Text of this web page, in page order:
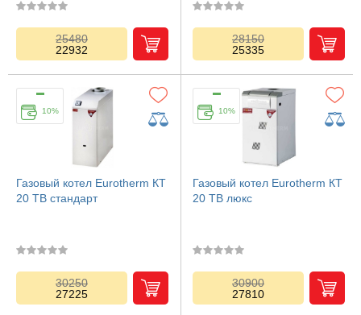
25480
22932
28150
25335
10%
Газовый котел Eurotherm КТ
20 TB стандарт
30250
27225
10%
Газовый котел Eurotherm КТ
20 TB люкс
30900
27810